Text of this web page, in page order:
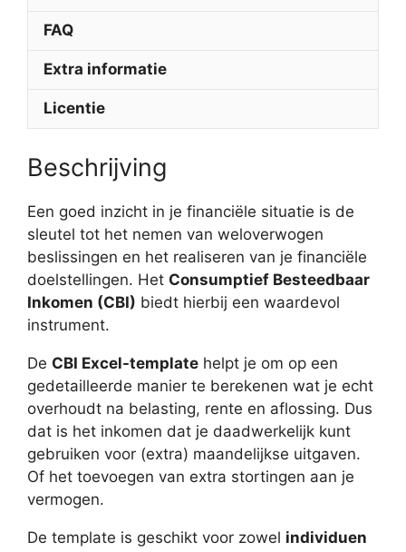
FAQ
Extra informatie
Licentie
Beschrijving
Een goed inzicht in je financiële situatie is de
sleutel tot het nemen van weloverwogen
beslissingen en het realiseren van je financiële
doelstellingen. Het Consumptief Besteedbaar
Inkomen (CBI) biedt hierbij een waardevol
instrument.
De CBI Excel-template helpt je om op een
gedetailleerde manier te berekenen wat je echt
overhoudt na belasting, rente en aflossing. Dus
dat is het inkomen dat je daadwerkelijk kunt
gebruiken voor (extra) maandelijkse uitgaven.
Of het toevoegen van extra stortingen aan je
vermogen.
De template is geschikt voor zowel individuen